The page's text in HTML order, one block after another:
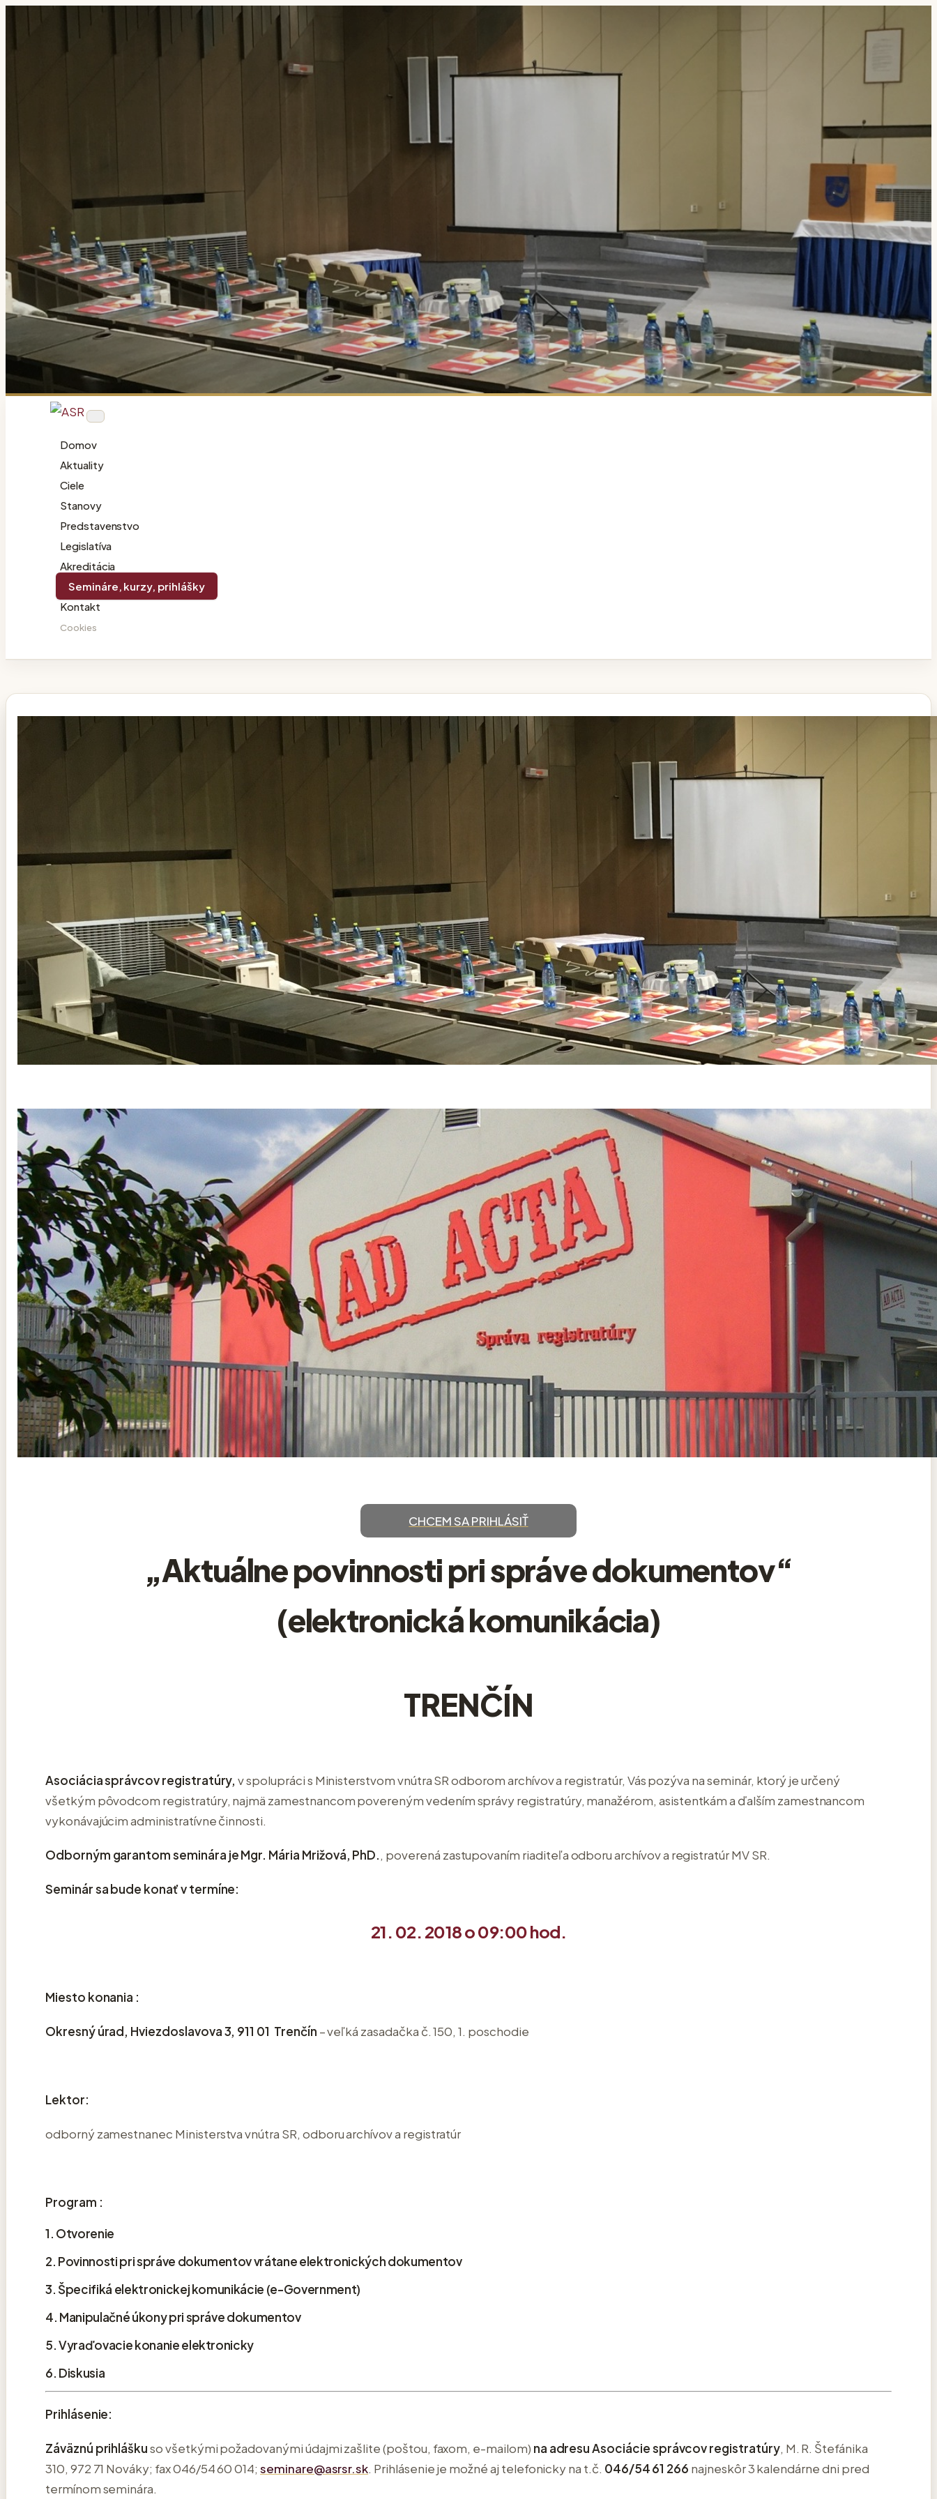
Domov
Aktuality
Ciele
Stanovy
Predstavenstvo
Legislatíva
Akreditácia
Semináre, kurzy, prihlášky
Kontakt
Cookies
CHCEM SA PRIHLÁSIŤ
„Aktuálne povinnosti pri správe dokumentov“
(elektronická komunikácia)
TRENČÍN
Asociácia správcov registratúry, v spolupráci s Ministerstvom vnútra SR odborom archívov a registratúr, Vás pozýva na seminár, ktorý je určený
všetkým pôvodcom registratúry, najmä zamestnancom povereným vedením správy registratúry, manažérom, asistentkám a ďalším zamestnancom
vykonávajúcim administratívne činnosti.
Odborným garantom seminára je Mgr. Mária Mrižová, PhD., poverená zastupovaním riaditeľa odboru archívov a registratúr MV SR.
Seminár sa bude konať v termíne:
21. 02. 2018 o 09:00 hod.
Miesto konania :
Okresný úrad, Hviezdoslavova 3, 911 01 Trenčín – veľká zasadačka č. 150, 1. poschodie
Lektor:
odborný zamestnanec Ministerstva vnútra SR, odboru archívov a registratúr
Program :
1. Otvorenie
2. Povinnosti pri správe dokumentov vrátane elektronických dokumentov
3. Špecifiká elektronickej komunikácie (e-Government)
4. Manipulačné úkony pri správe dokumentov
5. Vyraďovacie konanie elektronicky
6. Diskusia
Prihlásenie:
Záväznú prihláškuso všetkými požadovanými údajmi zašlite (poštou, faxom, e-mailom) na adresu Asociácie správcov registratúry, M. R. Štefánika
310, 972 71 Nováky; fax 046/54 60 014;seminare@asrsr.sk. Prihlásenie je možné aj telefonicky na t.č. 046/54 61 266 najneskôr 3 kalendárne dni pred
termínom seminára.